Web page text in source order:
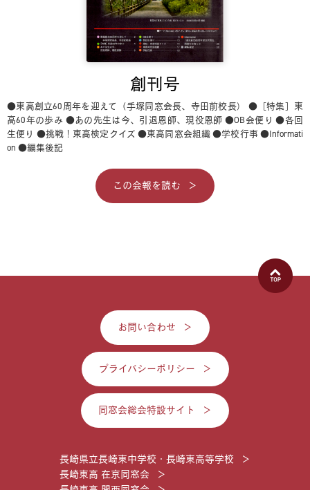
創刊号
●東高創立60周年を迎えて（手塚同窓会長、寺田前校長）
●［特集］東
高60年の歩み ●あの先生は今、引退恩師、現役恩師 ●OB会便り ●各回
生便り ●挑戦！東高検定クイズ ●東高同窓会組織●学校行事●Informati
on ●編集後記
この会報を読む
お問い合わせ
プライバシーポリシー
同窓会総会特設サイト
長崎県立長崎東中学校・長崎東高等学校
長崎東高 在京同窓会